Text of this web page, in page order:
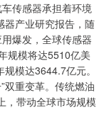
传感器承担着环境
器产业研究报告，随
爆发，全球传感器
规模将达5510亿美
模达3644.7亿元。
双重变革。传统燃油
，带动全球市场规模